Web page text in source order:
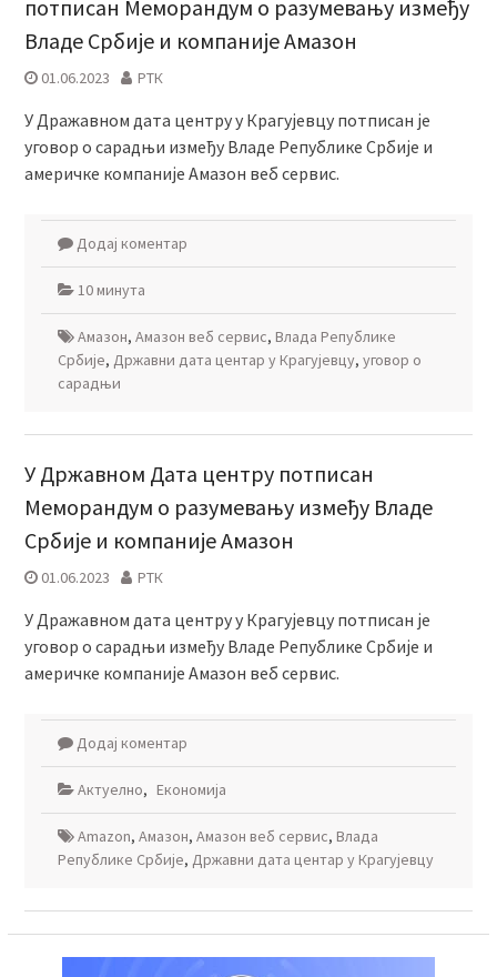
потписан Меморандум о разумевању између
Владе Србије и компаније Амазон
01.06.2023 РТК
У Дражавном дата центру у Крагујевцу потписан је
уговор о сарадњи између Владе Републике Србије и
америчке компаније Амазон веб сервис.
Додај коментар
10 минута
Амазон, Амазон веб сервис, Влада Републике
Србије, Државни дата центар у Крагујевцу, уговор о
сарадњи
У Државном Дата центру потписан
Меморандум о разумевању између Владе
Србије и компаније Амазон
01.06.2023 РТК
У Дражавном дата центру у Крагујевцу потписан је
уговор о сарадњи између Владе Републике Србије и
америчке компаније Амазон веб сервис.
Додај коментар
Актуелно, Економија
Amazon, Амазон, Амазон веб сервис, Влада
Републике Србије, Државни дата центар у Крагујевцу